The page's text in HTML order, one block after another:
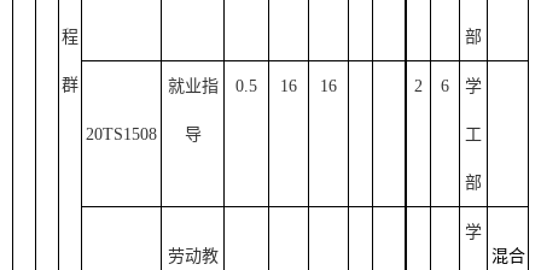
程
群
部
20TS1508
就业指
导
0.5 16 16 2 6 学
工
部
劳动教
学
混合